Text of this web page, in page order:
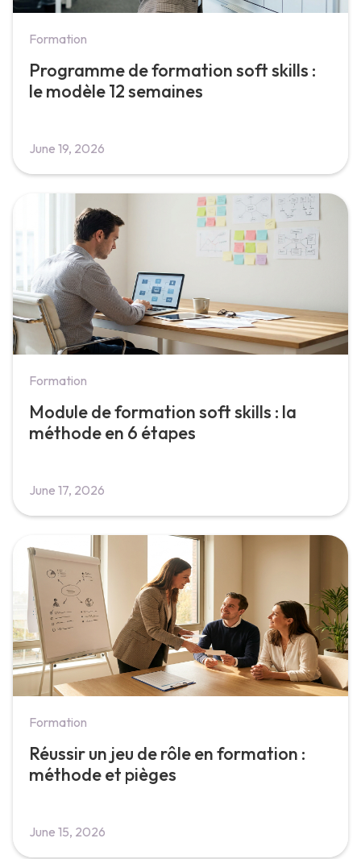
Formation
Programme de formation soft skills :
le modèle 12 semaines
June 19, 2026
Formation
Module de formation soft skills : la
méthode en 6 étapes
June 17, 2026
Formation
Réussir un jeu de rôle en formation :
méthode et pièges
June 15, 2026